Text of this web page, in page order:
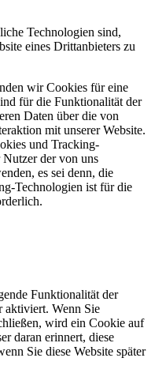
Technologien sind,
eines Drittanbieters zu
wir Cookies für eine
für die Funktionalität der
Daten über die von
mit unserer Website.
und Tracking-
der von uns
es sei denn, die
Technologien ist für die
Funktionalität der
aktiviert. Wenn Sie
wird ein Cookie auf
daran erinnert, diese
Sie diese Website später